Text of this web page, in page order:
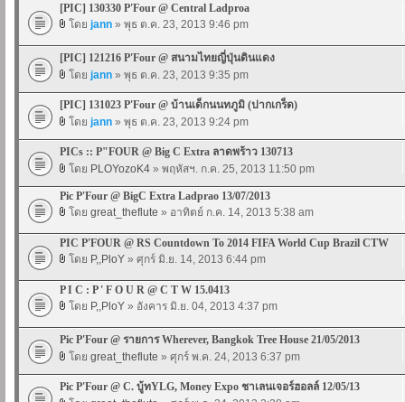
[PIC] 130330 P'Four @ Central Ladproa
โดย jann » พุธ ต.ค. 23, 2013 9:46 pm
[PIC] 121216 P'Four @ สนามไทยญี่ปุ่นดินแดง
โดย jann » พุธ ต.ค. 23, 2013 9:35 pm
[PIC] 131023 P'Four @ บ้านเด็กนนทภูมิ (ปากเกร็ด)
โดย jann » พุธ ต.ค. 23, 2013 9:24 pm
PICs :: P"FOUR @ Big C Extra ลาดพร้าว 130713
โดย PLOYozoK4 » พฤหัสฯ. ก.ค. 25, 2013 11:50 pm
Pic P'Four @ BigC Extra Ladprao 13/07/2013
โดย great_theflute » อาทิตย์ ก.ค. 14, 2013 5:38 am
PIC P'FOUR @ RS Countdown To 2014 FIFA World Cup Brazil CTW
โดย P,,PloY » ศุกร์ มิ.ย. 14, 2013 6:44 pm
P I C : P ' F O U R @ C T W 15.0413
โดย P,,PloY » อังคาร มิ.ย. 04, 2013 4:37 pm
Pic P'Four @ รายการ Wherever, Bangkok Tree House 21/05/2013
โดย great_theflute » ศุกร์ พ.ค. 24, 2013 6:37 pm
Pic P'Four @ C. บู้ทYLG, Money Expo ชาเลนเจอร์ฮอลล์ 12/05/13